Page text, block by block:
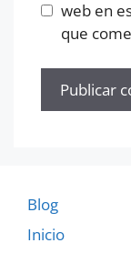
web en
que
Blog
Inicio